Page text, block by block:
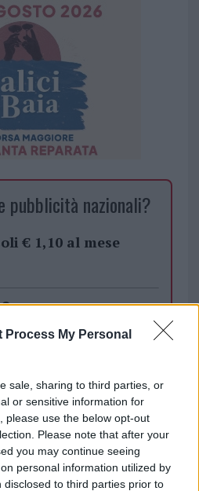
Process My Personal
sale, sharing to third parties, or
or sensitive information for
please use the below opt-out
Please note that after your
you may continue seeing
personal information utilized by
to third parties prior to
pubblicità nazionali?
€ 1,10 al mese
andando nella